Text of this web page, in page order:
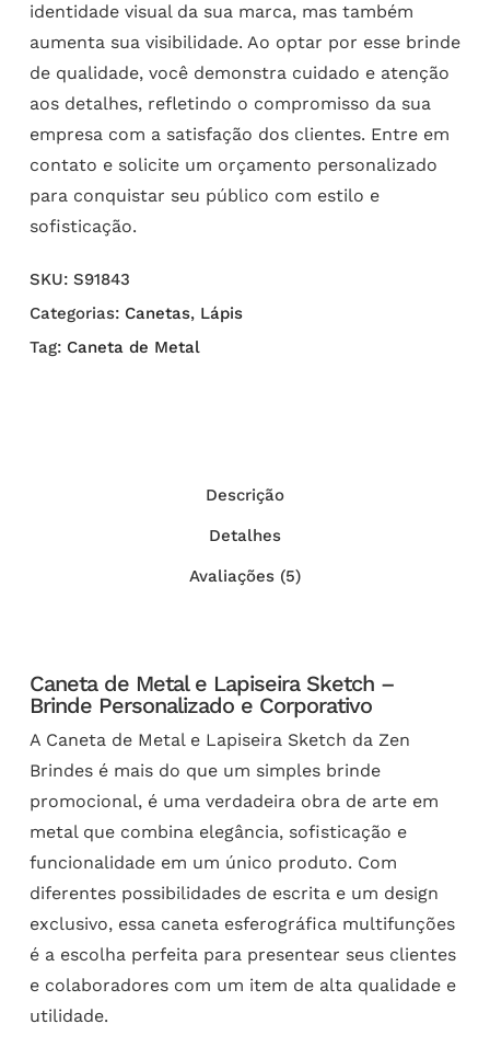
identidade visual da sua marca, mas também
aumenta sua visibilidade. Ao optar por esse brinde
de qualidade, você demonstra cuidado e atenção
aos detalhes, refletindo o compromisso da sua
empresa com a satisfação dos clientes. Entre em
contato e solicite um orçamento personalizado
para conquistar seu público com estilo e
sofisticação.
SKU: S91843
Categorias: Canetas, Lápis
Tag: Caneta de Metal
Descrição
Detalhes
Avaliações (5)
Caneta de Metal e Lapiseira Sketch –
Brinde Personalizado e Corporativo
A Caneta de Metal e Lapiseira Sketch da Zen
Brindes é mais do que um simples brinde
promocional, é uma verdadeira obra de arte em
metal que combina elegância, sofisticação e
funcionalidade em um único produto. Com
diferentes possibilidades de escrita e um design
exclusivo, essa caneta esferográfica multifunções
é a escolha perfeita para presentear seus clientes
e colaboradores com um item de alta qualidade e
utilidade.